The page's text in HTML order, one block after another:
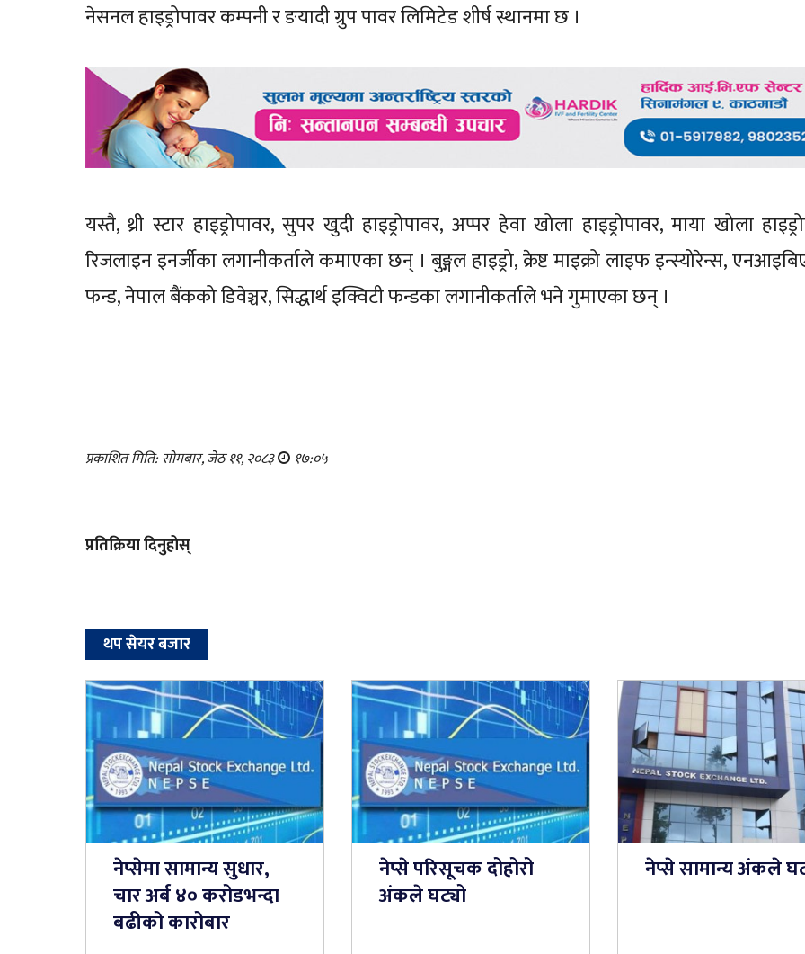
नेसनल हाइड्रोपावर कम्पनी र ङयादी ग्रुप पावर लिमिटेड शीर्ष स्थानमा छ ।
यस्तै, थ्री स्टार हाइड्रोपावर, सुपर खुदी हाइड्रोपावर, अप्पर हेवा खोला हाइड्रोपावर, माया खोला
रिजलाइन इनर्जीका लगानीकर्ताले कमाएका छन् । बुङ्गल हाइड्रो, क्रेष्ट माइक्रो लाइफ इन्स्योरेन्स,
फन्ड, नेपाल बैंकको डिवेञ्चर, सिद्धार्थ इक्विटी फन्डका लगानीकर्ताले भने गुमाएका छन् ।
प्रकाशित मिति: सोमबार, जेठ ११, २०८३ १७:०५
प्रतिक्रिया दिनुहोस्
थप सेयर बजार
नेप्सेमा सामान्य सुधार,
चार अर्ब ४० करोडभन्दा
बढीको कारोबार
नेप्से परिसूचक दोहोरो
अंकले घट्यो
नेप्से सामान्य अंकले